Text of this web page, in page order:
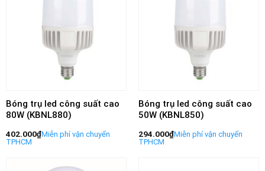
Bóng trụ led công suất cao
80W (KBNL880)
402.000₫
Bóng trụ led công suất cao
50W (KBNL850)
294.000₫